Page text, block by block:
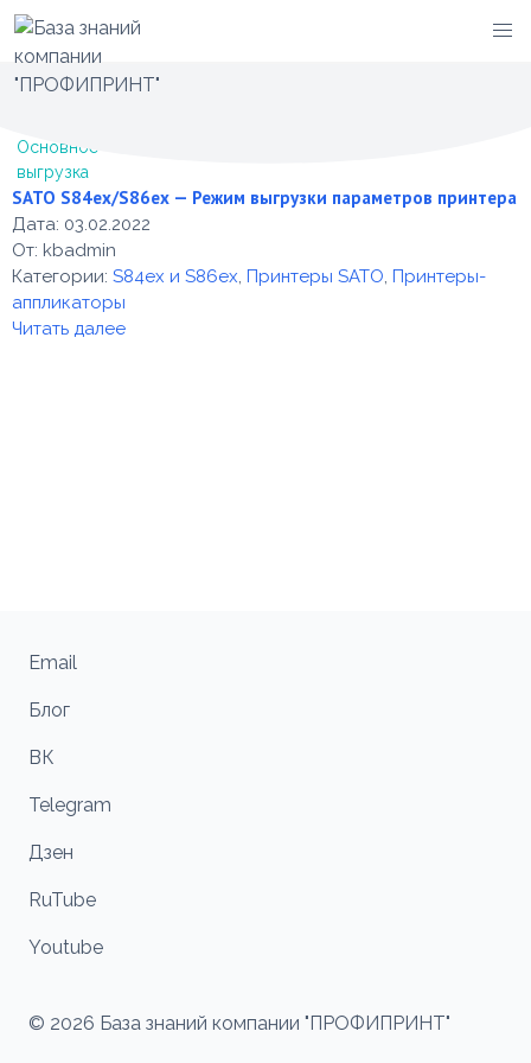
Перейти
Категория -
Основное
выгрузка
SATO S84ex/S86ex — Режим выгрузки параметров принтера
Дата: 03.02.2022
От: kbadmin
Категории: S84ex и S86ex, Принтеры SATO, Принтеры-
аппликаторы
Читать далее
© 2026 База знаний компании "ПРОФИПРИНТ"
Email
Блог
ВК
Telegram
Дзен
RuTube
Youtube